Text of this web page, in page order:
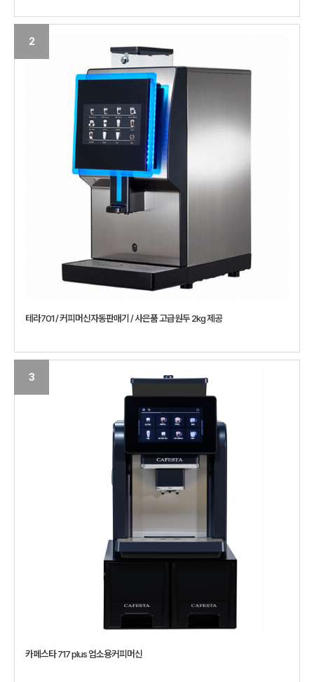
2
테라701 / 커피머신자동판매기 / 사은품 고급원두 2kg 제공
3
카페스타 717 plus 업소용커피머신